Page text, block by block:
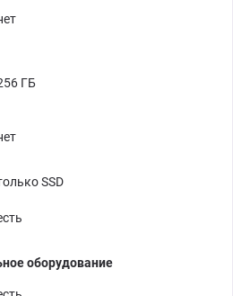
ГБ
SSD
оборудование